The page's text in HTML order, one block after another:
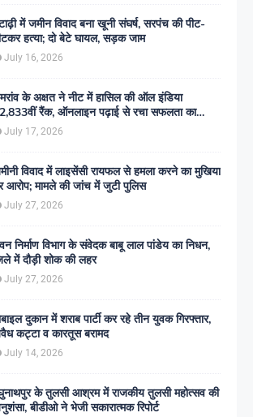
में जमीन विवाद बना खूनी संघर्ष, सरपंच की पीट-
हत्या; दो बेटे घायल, सड़क जाम
July 16, 2026
के अक्षत ने नीट में हासिल की ऑल इंडिया
रैंक, ऑनलाइन पढ़ाई से रचा सफलता का
July 17, 2026
विवाद में लाइसेंसी रायफल से हमला करने का मुखिया
आरोप; मामले की जांच में जुटी पुलिस
July 27, 2026
निर्माण विभाग के संवेदक बाबू लाल पांडेय का निधन,
में दौड़ी शोक की लहर
July 27, 2026
दुकान में शराब पार्टी कर रहे तीन युवक गिरफ्तार,
कट्टा व कारतूस बरामद
July 14, 2026
के तुलसी आश्रम में राजकीय तुलसी महोत्सव की
बीडीओ ने भेजी सकारात्मक रिपोर्ट